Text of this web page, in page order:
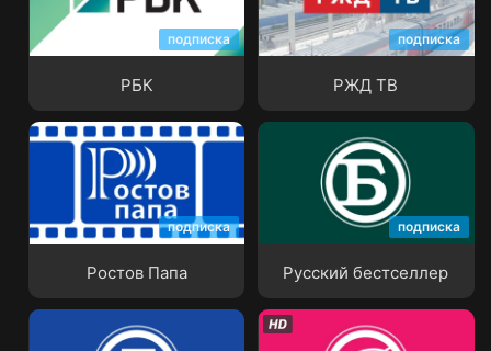
подписка
РБК
РБК
подписка
РЖД ТВ
РЖД ТВ
подписка
Ростов Папа
Ростов Папа
подписка
Русский бестселлер
Русский бестселлер